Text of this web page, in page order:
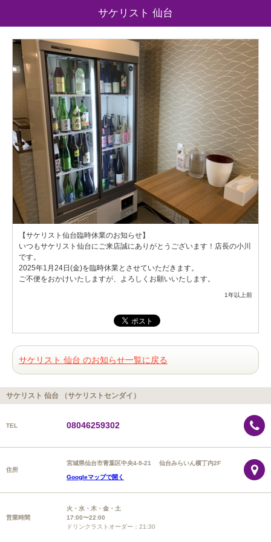
サケリスト 仙台
【サケリスト仙台臨時休業のお知らせ】
いつもサケリスト仙台にご来店誠にありがとうございます！店長の小川
です。
2025年1月24日(金)を臨時休業とさせていただきます。
ご不便をおかけいたしますが、よろしくお願いいたします。
1年以上前
サケリスト 仙台 のお知らせ一覧に戻る
サケリスト 仙台 （サケリストセンダイ）
TEL 08046259302
住所
宮城県仙台市青葉区中央4-9-21 仙台みらいん横丁内2F
Googleマップで開く
営業時間
火・水・木・金・土
17:00〜22:00
ドリンクラストオーダー：21:30